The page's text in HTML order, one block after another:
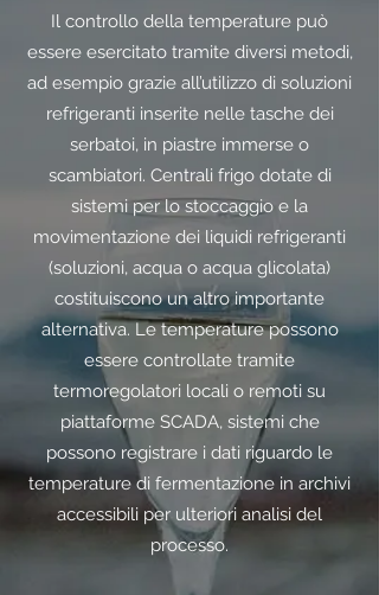
Il controllo della temperature può
essere esercitato tramite diversi metodi,
ad esempio grazie all’utilizzo di soluzioni
refrigeranti inserite nelle tasche dei
serbatoi, in piastre immerse o
scambiatori. Centrali frigo dotate di
sistemi per lo stoccaggio e la
movimentazione dei liquidi refrigeranti
(soluzioni, acqua o acqua glicolata)
costituiscono un altro importante
alternativa. Le temperature possono
essere controllate tramite
termoregolatori locali o remoti su
piattaforme SCADA, sistemi che
possono registrare i dati riguardo le
temperature di fermentazione in archivi
accessibili per ulteriori analisi del
processo.